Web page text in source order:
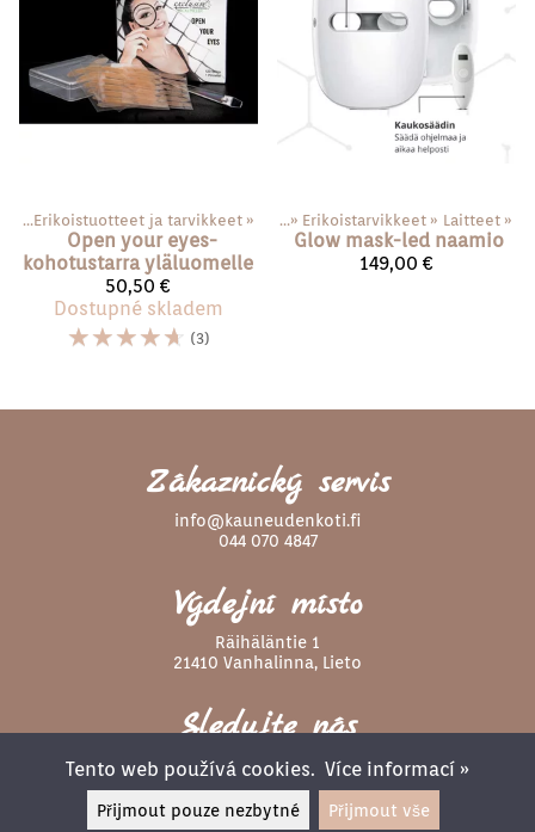
‪» Erikoistuotteet ja tarvikkeet ‪»
Open your eyes-
kohotustarra yläluomelle
50,50 €
Dostupné skladem
☆☆☆☆☆ (3)
Produkty ‪» Erikoistarvikkeet ‪» Laitteet ‪»
Glow mask-led naamio
149,00 €
Zákaznický servis
info@kauneudenkoti.fi
044 070 4847
Výdejní místo
Räihäläntie 1
21410 Vanhalinna, Lieto
Sledujte nás
Tento web používá cookies. Více informací »
Přijmout pouze nezbytné Přijmout vše